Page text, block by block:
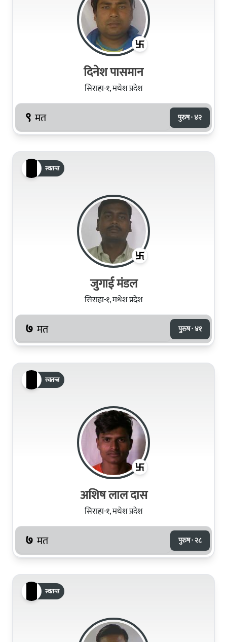
दिनेश पासमान
सिराहा-१, मधेश प्रदेश
९ मत पुरुष · ४२
स्वतन्त्र
जुगाई मंडल
सिराहा-१, मधेश प्रदेश
७ मत पुरुष · ४१
स्वतन्त्र
अशिष लाल दास
सिराहा-१, मधेश प्रदेश
७ मत पुरुष · २८
स्वतन्त्र